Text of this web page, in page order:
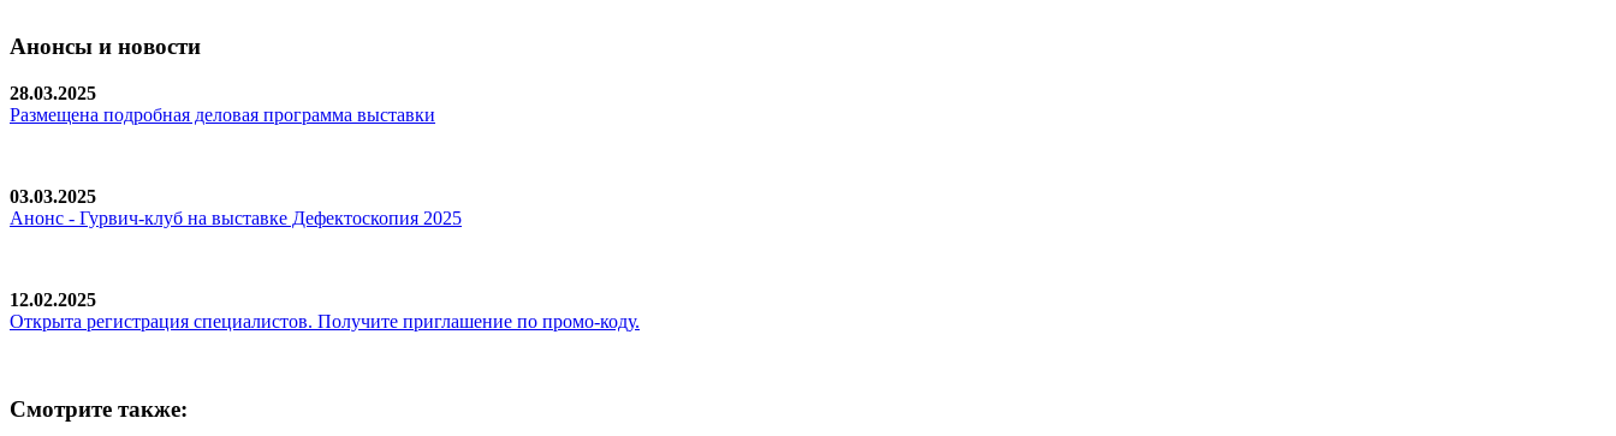
Анонсы и новости
28.03.2025
Размещена подробная деловая программа выставки
03.03.2025
Анонс - Гурвич-клуб на выставке Дефектоскопия 2025
12.02.2025
Открыта регистрация специалистов. Получите приглашение по промо-коду.
Смотрите также: